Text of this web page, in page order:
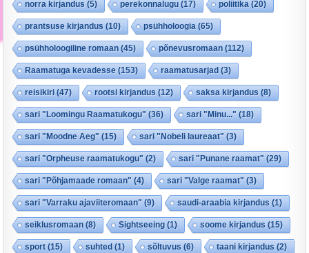
norra kirjandus (5) perekonnalugu (17) poliitika (20)
prantsuse kirjandus (10) psühholoogia (65)
psühholoogiline romaan (45) põnevusromaan (112)
Raamatuga kevadesse (153) raamatusarjad (3)
reisikiri (47) rootsi kirjandus (12) saksa kirjandus (8)
sari "Loomingu Raamatukogu" (36) sari "Minu..." (18)
sari "Moodne Aeg" (15) sari "Nobeli laureaat" (3)
sari "Orpheuse raamatukogu" (2) sari "Punane raamat" (29)
sari "Põhjamaade romaan" (4) sari "Valge raamat" (3)
sari "Varraku ajaviiteromaan" (9) saudi-araabia kirjandus (1)
seiklusromaan (8) Sightseeing (1) soome kirjandus (15)
sport(15) suhted (1) sõltuvus (6) taani kirjandus (2)